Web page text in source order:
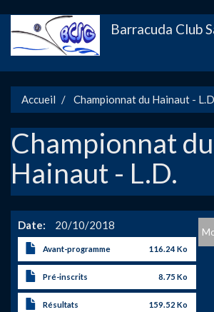
au
contenu
Barracuda Club
Accueil Championnat du Hainaut -
Championnat du
Hainaut - L.D.
Date 20/10/2018
Avant-programme 116.24 Ko
Pré-inscrits 8.75 Ko
Résultats 159.52 Ko